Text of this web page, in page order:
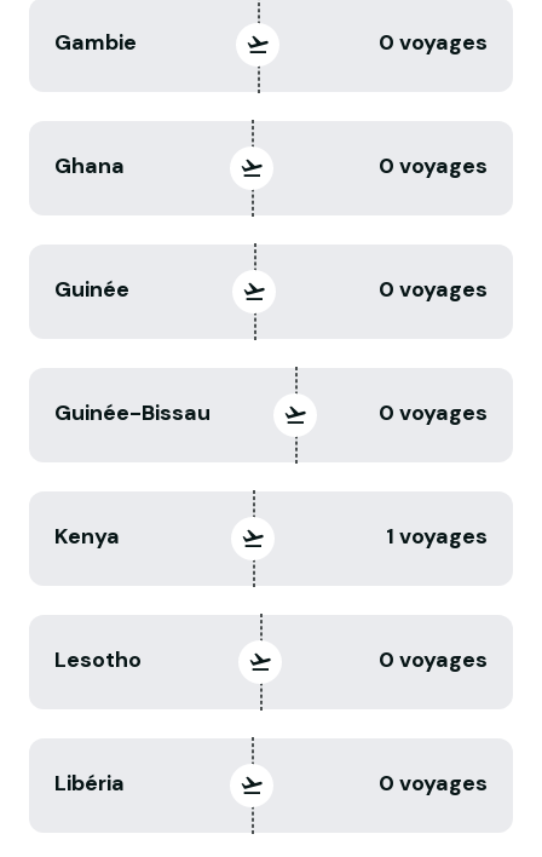
Gambie 0 voyages
Ghana 0 voyages
Guinée 0 voyages
Guinée-Bissau 0 voyages
Kenya 1 voyages
Lesotho 0 voyages
Libéria 0 voyages